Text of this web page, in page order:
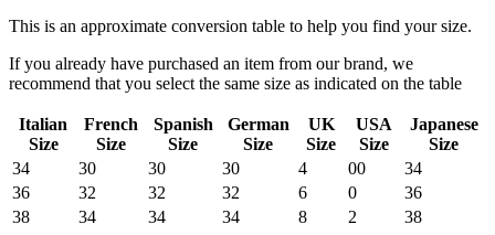
This is an approximate conversion table to help you find your size.
If you already have purchased an item from our brand, we
recommend that you select the same size as indicated on the table
Italian
Size
French
Size
Spanish
Size
German
Size
UK
Size
USA
Size
Japanese
Size
34
30 30 30 4 00
34
36
32 32 32 6 0
36
38
34 34 34 8 2
38